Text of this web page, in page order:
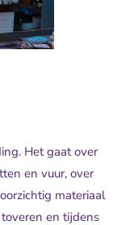
Het gaat over
en vuur, over
materiaal
en tijdens